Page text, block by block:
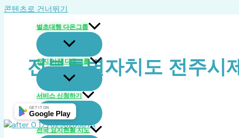
콘텐츠로 건너뛰기
벌초대행 다온그룹
묘지 이장 다온그룹
서비스 신청하기
전국 묘지현황 지도
GET IT ON
Google Play
전북특별자치도 전주시